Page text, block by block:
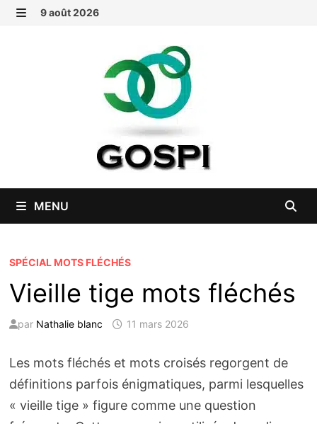
Passer
9 août 2026
MENU
SPÉCIAL MOTS FLÉCHÉS
Vieille tige mots fléchés
par Nathalie blanc 11 mars 2026
Les mots fléchés et mots croisés regorgent de
définitions parfois énigmatiques, parmi lesquelles
« vieille tige » figure comme une question